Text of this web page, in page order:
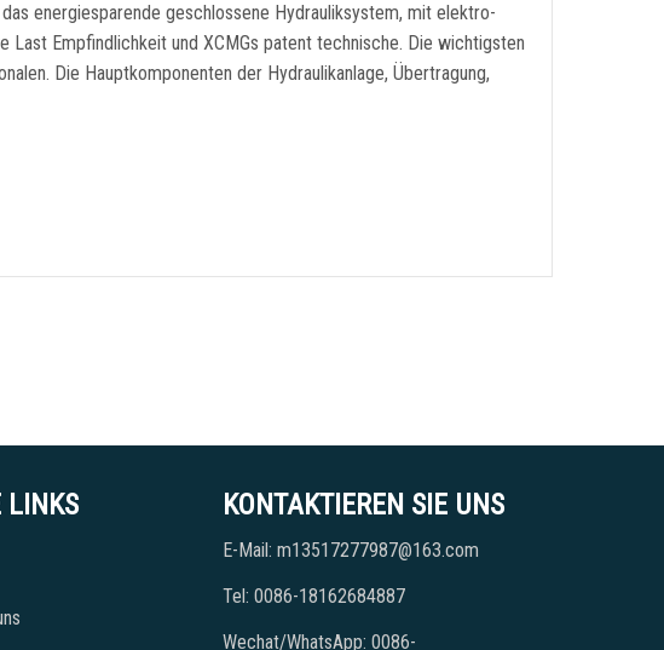
energiesparende geschlossene Hydrauliksystem, mit elektro-
Empfindlichkeit und XCMGs patent technische. Die wichtigsten
Die Hauptkomponenten der Hydraulikanlage, Übertragung,
LINKS KONTAKTIEREN SIE UNS
E-Mail: m13517277987@163.com
Tel: 0086-18162684887
Wechat/WhatsApp: 0086-